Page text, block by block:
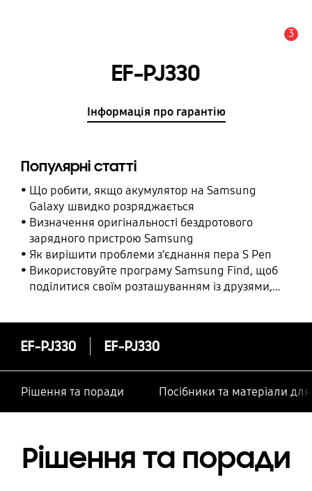
3
EF-PJ330
Інформація про гарантію
Популярні статті
Що робити, якщо акумулятор на Samsung
Galaxy швидко розряджається
Визначення оригінальності бездротового
зарядного пристрою Samsung
Як вирішити проблеми з’єднання пера S Pen
Використовуйте програму Samsung Find, щоб
поділитися своїм розташуванням із друзями,
EF-PJ330 EF-PJ330
Рішення та поради Посібники та матеріали
Рішення та поради